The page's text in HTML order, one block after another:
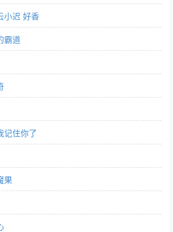
小迟 好香
霸道
记住你了
果